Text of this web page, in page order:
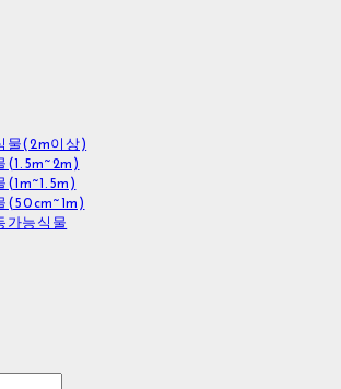
물(2m이상)
(1.5m~2m)
(1m~1.5m)
(50cm~1m)
가능식물